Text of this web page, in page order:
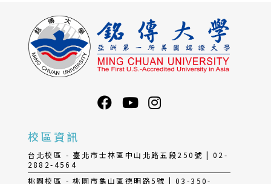
校區資訊
台北校區 - 臺北市士林區中山北路五段250號 | 02-
2882-4564
桃園校區 - 桃園市龜山區德明路5號 | 03-350-